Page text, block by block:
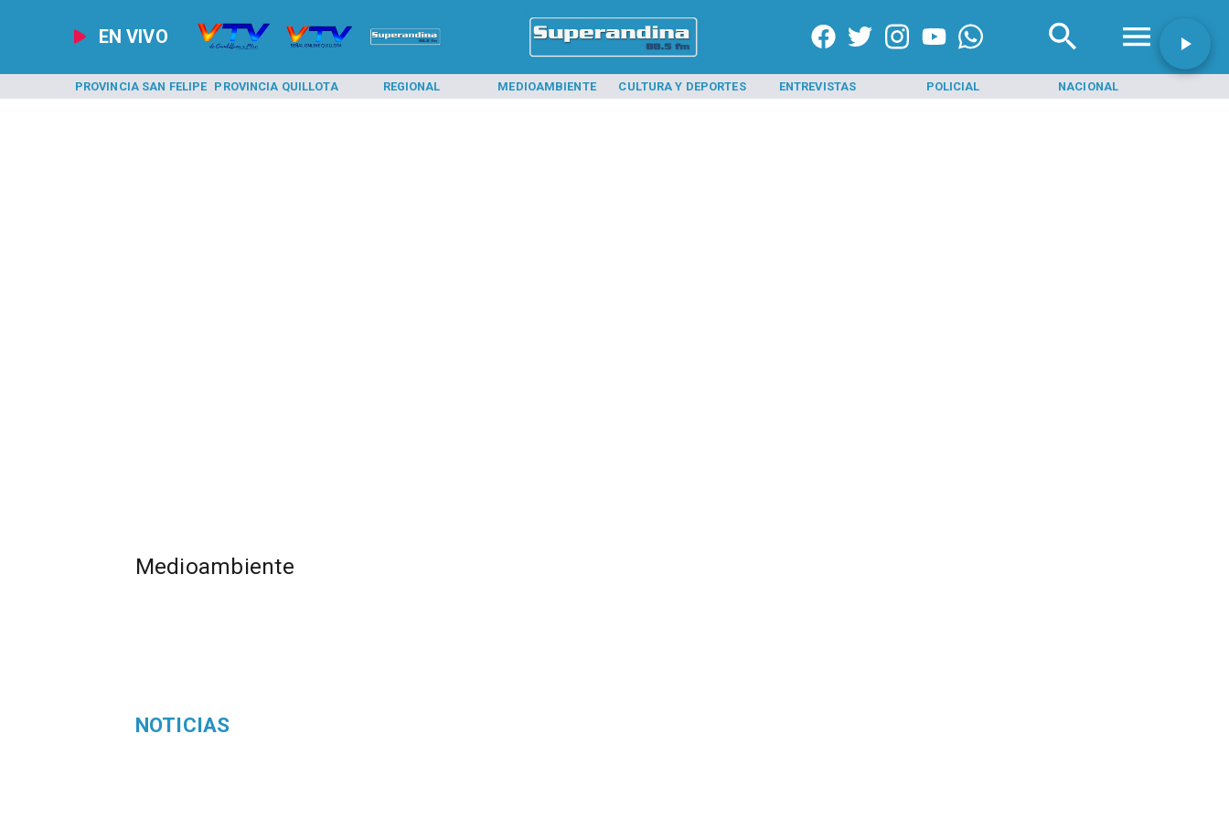
EN VIVO
PROVINCIA SAN FELIPE PROVINCIA QUILLOTA REGIONAL MEDIOAMBIENTE CULTURA Y DEPORTES ENTREVISTAS POLICIAL NACIONAL
Medioambiente
NOTICIAS